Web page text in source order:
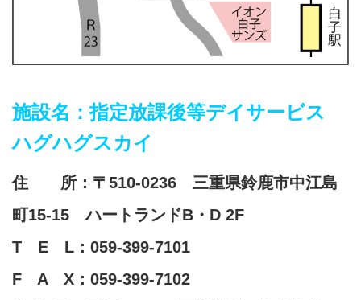
施設名：指定放課後等デイサービス
ハグハグスカイ
住 所：〒510-0236 三重県鈴鹿市中江島
町15-15 ハートランドB・D 2F
T E L：059-399-7101
F A X：059-399-7102